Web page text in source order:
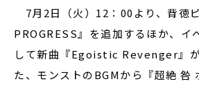
7月2日（火）12：00より、背徳
PROGRESS』を追加するほか、イ
して新曲『Egoistic Revenger』
た、モンストのBGMから『超絶 咎